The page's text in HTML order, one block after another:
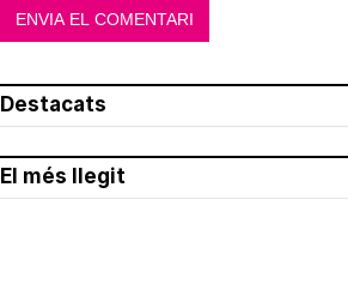
Destacats
El més llegit